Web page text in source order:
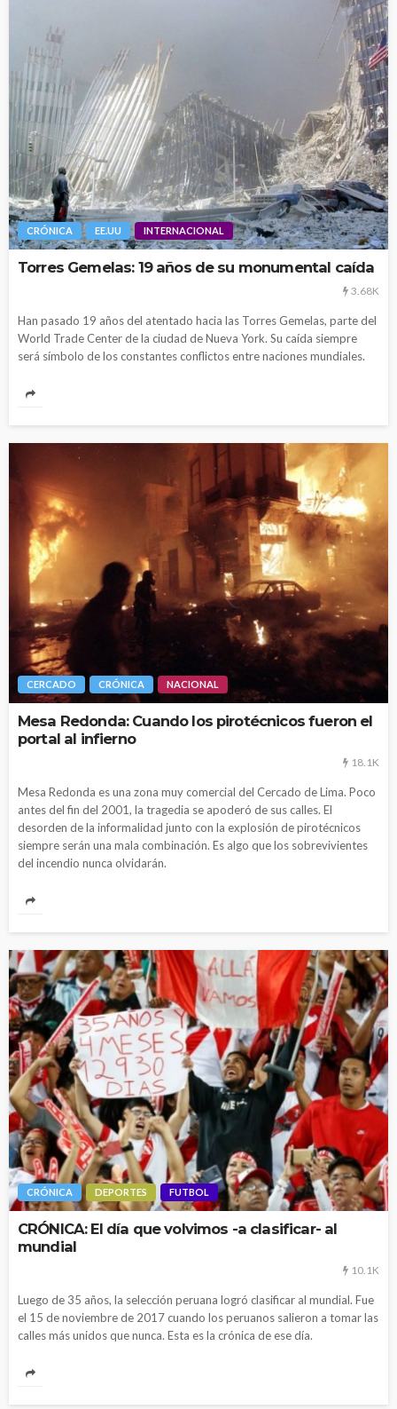
CRÓNICA EE.UU INTERNACIONAL
Torres Gemelas: 19 años de su monumental caída
3.68K
Han pasado 19 años del atentado hacia las Torres Gemelas, parte del
World Trade Center de la ciudad de Nueva York. Su caída siempre
será símbolo de los constantes conflictos entre naciones mundiales.
CERCADO CRÓNICA NACIONAL
Mesa Redonda: Cuando los pirotécnicos fueron el
portal al infierno
18.1K
Mesa Redonda es una zona muy comercial del Cercado de Lima. Poco
antes del fin del 2001, la tragedia se apoderó de sus calles. El
desorden de la informalidad junto con la explosión de pirotécnicos
siempre serán una mala combinación. Es algo que los sobrevivientes
del incendio nunca olvidarán.
CRÓNICA DEPORTES FUTBOL
CRÓNICA: El día que volvimos -a clasificar- al
mundial
10.1K
Luego de 35 años, la selección peruana logró clasificar al mundial. Fue
el 15 de noviembre de 2017 cuando los peruanos salieron a tomar las
calles más unidos que nunca. Esta es la crónica de ese día.